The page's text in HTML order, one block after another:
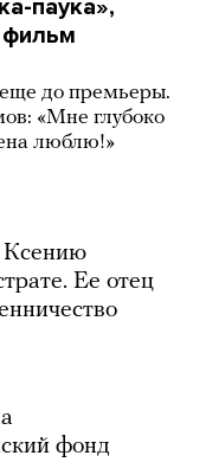
паука»,
фильм
до премьеры.
«Мне глубоко
люблю!»
Ксению
Ее отец
фонд